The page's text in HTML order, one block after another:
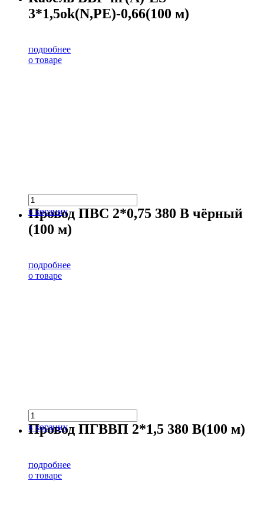
3*1,5ok(N,PE)-0,66(100 м)
подробнее
о товаре
в корзину
Провод ПВС 2*0,75 380 В чёрный
(100 м)
подробнее
о товаре
в корзину
Провод ПГВВП 2*1,5 380 В(100 м)
подробнее
о товаре